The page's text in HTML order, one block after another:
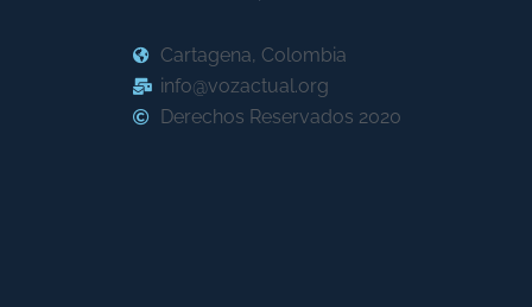
Cartagena, Colombia
info@vozactual.org
Derechos Reservados 2020